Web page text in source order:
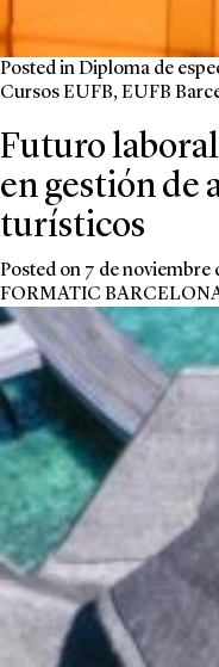
Posted inDiploma de
Cursos EUFB, EUFB
Futuro
en gestión de
turísticos
Posted on 7 de noviembre
FORMATIC